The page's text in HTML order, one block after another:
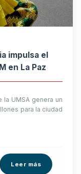
impulsa el
en La Paz
la UMSA genera un
para la ciudad
Leer más